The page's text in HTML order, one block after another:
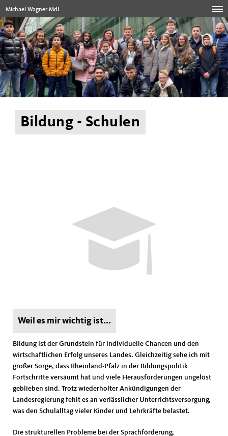
Michael Wagner MdL
Bildung - Schulen
Weil es mir wichtig ist...
Bildung ist der Grundstein für individuelle Chancen und den
wirtschaftlichen Erfolg unseres Landes. Gleichzeitig sehe ich mit
großer Sorge, dass Rheinland-Pfalz in der Bildungspolitik
Fortschritte versäumt hat und viele Herausforderungen ungelöst
geblieben sind. Trotz wiederholter Ankündigungen der
Landesregierung fehlt es an verlässlicher Unterrichtsversorgung,
was den Schulalltag vieler Kinder und Lehrkräfte belastet.
Die strukturellen Probleme bei der Sprachförderung,